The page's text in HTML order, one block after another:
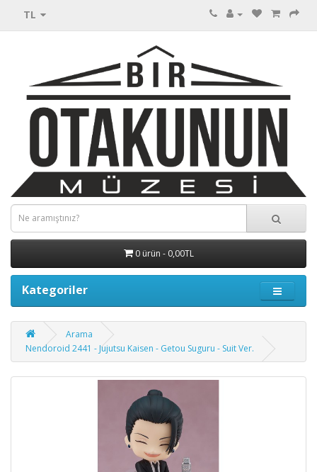
TL
0 ürün - 0,00TL
Kategoriler
Arama
Nendoroid 2441 - Jujutsu Kaisen - Getou Suguru - Suit Ver.